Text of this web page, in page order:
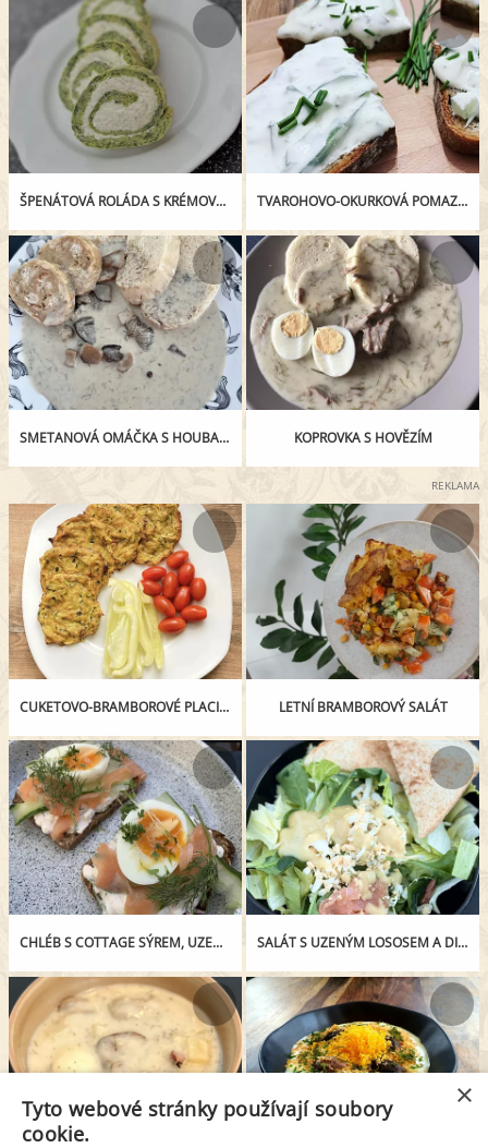
ŠPENÁTOVÁ ROLÁDA S KRÉMOVOU NÁPLNÍ TVAROHOVO-OKURKOVÁ POMAZÁNKA
SMETANOVÁ OMÁČKA S HOUBAMI A KOPREM KOPROVKA S HOVĚZÍM
REKLAMA
CUKETOVO-BRAMBOROVÉ PLACIČKY LETNÍ BRAMBOROVÝ SALÁT
CHLÉB S COTTAGE SÝREM, UZENÝM LOSOSEM A VEJCEM SALÁT S UZENÝM LOSOSEM A DIJONSKÝM DRESINKEM
×
Tyto webové stránky používají soubory
cookie.